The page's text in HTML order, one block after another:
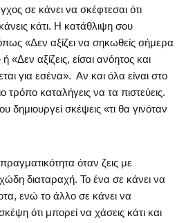
σε κάνει να σκέφτεσαι ότι
κάτι. Η κατάθλιψη σου
«Δεν αξίζει να σηκωθείς σήμερα
«Δεν αξίζεις, είσαι ανόητος και
για εσένα». Αν και όλα είναι στο
καταλήγεις να τα πιστεύεις.
δημιουργεί σκέψεις «τι θα γινόταν
όταν ζεις με
διαταραχή. Το ένα σε κάνει να
ενώ το άλλο σε κάνει να
ότι μπορεί να χάσεις κάτι και